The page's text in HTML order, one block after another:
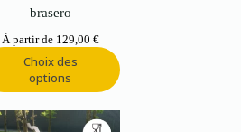
brasero
À partir de 129,00 €
Choix des
options